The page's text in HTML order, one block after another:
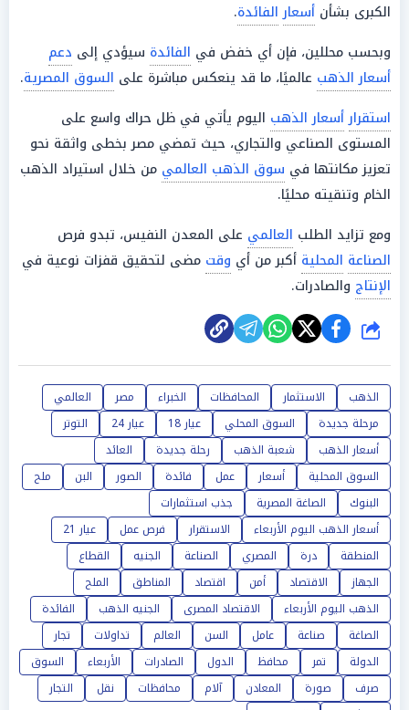
الكبرى بشأن أسعار الفائدة.
وبحسب محللين، فإن أي خفض في الفائدة سيؤدي إلى دعم
أسعار الذهب عالميًا، ما قد ينعكس مباشرة على السوق المصرية.
استقرارأسعار الذهب اليوم يأتي في ظل حراك واسع على
المستوى الصناعي والتجاري، حيث تمضي مصر بخطى واثقة نحو
تعزيز مكانتها في سوق الذهب العالمي من خلال استيراد الذهب
الخام وتنقيته محليًا.
ومع تزايد الطلب العالمي على المعدن النفيس، تبدو فرص
الصناعة المحلية أكبر من أي وقت مضى لتحقيق قفزات نوعية في
الإنتاج والصادرات.
شارك
الذهب الاستثمار المحافظات الخبراء مصر
العالمي
مرحلة جديدة
السوق المحلي عيار 18 عيار 24
التوتر
أسعار الذهب
شعبة الذهب رحلة جديدة
العائد
السوق المحلية
أسعار عمل فائدة الصور البن
ملح
البنوك
الصاغة المصرية
جذب استثمارات
أسعار الذهب اليوم الأربعاء
الاستقرار فرص عمل
عيار 21
المنطقة
درة المصري الصناعة الجنيه
القطاع
الجهاز
الاقتصاد أمن اقتصاد المناطق
الملح
الذهب اليوم الأربعاء
الاقتصاد المصرى الجنيه الذهب
الفائدة
الصاغة
صناعة عامل السن العالم تداولات
تجار
الدولة
تمر محافظ الدول الصادرات الأربعاء
السوق
صرف
صورة المعادن آلام محافظات نقل
التجار